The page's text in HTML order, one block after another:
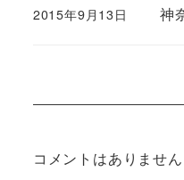
神
2015年9月13日
コメントはありません